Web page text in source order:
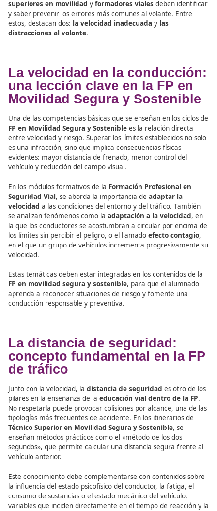
En el ámbito de laFP en Movilidad Segura y
esencial comprender que el factor humano es la causa
predominante en los accidentes de tráfico. Desde esta
y saber prevenir los errores más comunes al volante.
estos, destacan dos: la velocidad inadecuadaylas
distracciones al volante .
La velocidad en la
una lección clave en la FP
Movilidad Segura y
Una de las competencias básicas que se enseñan en los
FP en Movilidad Segura y Sosteniblees la relación
entre velocidad y riesgo. Superar los límites
es una infracción, sino que implica consecuencias físicas
evidentes: mayor distancia de frenado, menor control
vehículo y reducción del campo visual.
En los módulos formativos de laFormación Profesional
Seguridad Vial, se aborda la importancia deadaptar la
velocidada las condiciones del entorno y del tráfico.
los límites sin percibir el peligro, o el llamado
en el que un grupo de vehículos incrementa
velocidad.
FP en movilidad segura y sostenible, para que el
aprenda a reconocer situaciones de riesgo y fomente
conducción responsable y preventiva.
La distancia de seguridad:
concepto fundamental en
de tráfico